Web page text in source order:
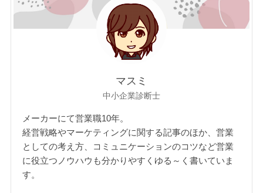
マスミ
中小企業診断士
メーカーにて営業職10年。
経営戦略やマーケティングに関する記事のほか、営業
としての考え方、コミュニケーションのコツなど営業
に役立つノウハウも分かりやすくゆる～く書いていま
す。